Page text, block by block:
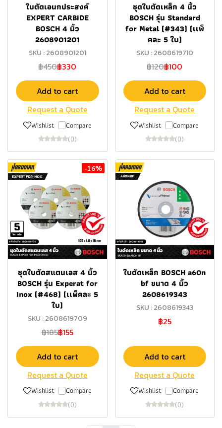
ใบตัดเอนกประสงค์
EXPERT CARBIDE
BOSCH 4 นิ้ว
2608901201
SKU : 2608901201
฿450฿330
Add to cart
Request a Quote
Wishlist Compare
(0)
ชุดใบตัดเหล็ก 4 นิ้ว
BOSCH รุ่น Standard
for Metal (#343) (เเพ็
คละ 5 ใบ)
SKU : 2608619710
฿120฿100
Add to cart
Request a Quote
Wishlist Compare
(0)
-16%
ชุดใบตัดสแตนเลส 4 นิ้ว
BOSCH รุ่น Experat for
Inox (#468) (เเพ็คละ 5
ใบ)
SKU : 2608619709
฿185฿155
Add to cart
Request a Quote
Wishlist Compare
(0)
ใบตัดเหล็ก BOSCH a60n
bf ขนาด 4 นิ้ว
2608619343
SKU : 2608619343
฿25
Add to cart
Request a Quote
Wishlist Compare
(0)